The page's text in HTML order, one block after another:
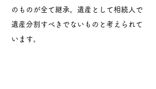
のものが全て継承。遺産として相続人で
遺産分割すべきでないものと考えられて
います。